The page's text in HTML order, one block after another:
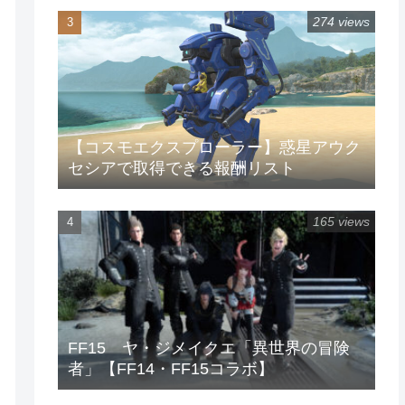
【コスモエクスプローラー】惑星アウク
セシアで取得できる報酬リスト
274 views
FF15 ヤ・ジメイクエ「異世界の冒険
者」【FF14・FF15コラボ】
165 views